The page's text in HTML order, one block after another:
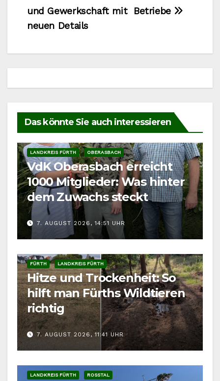
Betriebe
und Gewerkschaft mit
neuen Details
Das könnte Sie auch interessieren
LANDKREIS FÜRTH OBERASBACH
VdK Oberasbach erreicht
1000 Mitglieder: Was hinter
dem Zuwachs steckt
7. AUGUST 2026, 14:51 UHR
FÜRTH LANDKREIS FÜRTH
Hitze und Trockenheit: So
hilft man Fürths Wildtieren
richtig
7. AUGUST 2026, 11:41 UHR
LANDKREIS FÜRTH ROSSTAL